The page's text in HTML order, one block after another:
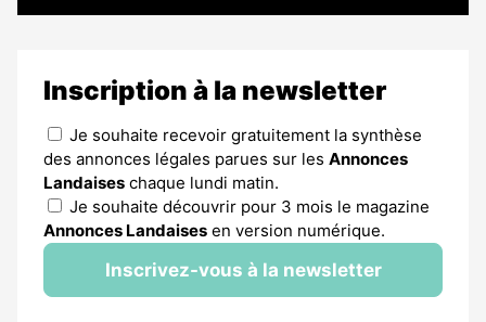
Inscription à la newsletter
Je souhaite recevoir gratuitement la synthèse
des annonces légales parues sur les Annonces
Landaises chaque lundi matin.
Je souhaite découvrir pour 3 mois le magazine
Annonces Landaises en version numérique.
Inscrivez-vous à la newsletter